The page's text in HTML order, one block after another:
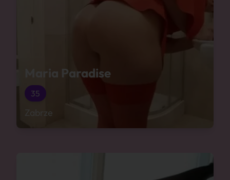
Maria Paradise
35
Zabrze